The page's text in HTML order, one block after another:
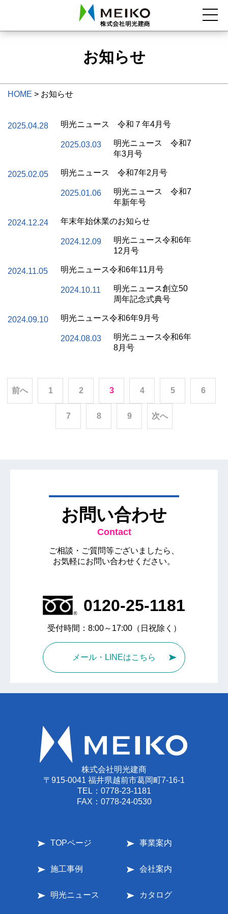
お知らせ
HOME > お知らせ
2025.04.28 明光ニュース 令和７年4月号
2025.03.03
明光ニュース 令和7
年3月号
2025.02.05 明光ニュース 令和7年2月号
2025.01.06
明光ニュース 令和7
年新年号
2024.12.24 年末年始休業のお知らせ
2024.12.09
明光ニュース令和6年
12月号
2024.11.05 明光ニュース令和6年11月号
2024.10.11
明光ニュース創立50
周年記念式典号
2024.09.10 明光ニュース令和6年9月号
2024.08.03
明光ニュース令和6年
8月号
前へ 1 2 3 4 5 6
7 8 9 次へ
お問い合わせ
Contact
ご相談・ご質問等ございましたら、
お気軽にお問い合わせください。
0120-25-1181
受付時間：8:00～17:00（日祝除く）
メール・LINEはこちら
株式会社明光建商
〒915-0041 福井県越前市葛岡町7-16-1
TEL： 0778-23-1181
FAX：0778-24-0530
TOPページ 事業案内
施工事例 会社案内
明光ニュース カタログ